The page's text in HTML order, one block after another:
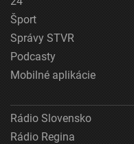
Šport
Správy STVR
Podcasty
Mobilné aplikácie
Rádio Slovensko
Rádio Regina